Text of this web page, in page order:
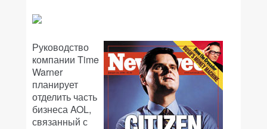
Руководство
компании Time
Warner
планирует
отделить часть
бизнеса AOL,
связанный с